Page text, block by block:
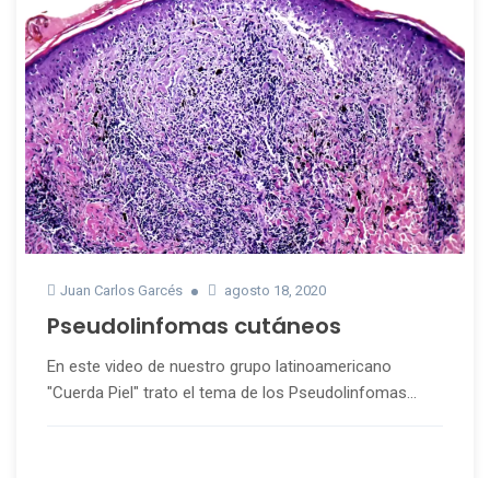
Juan Carlos Garcés agosto 18, 2020
Pseudolinfomas cutáneos
En este video de nuestro grupo latinoamericano
"Cuerda Piel" trato el tema de los Pseudolinfomas...